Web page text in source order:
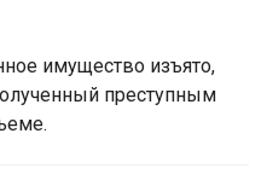
имущество изъято,
преступным